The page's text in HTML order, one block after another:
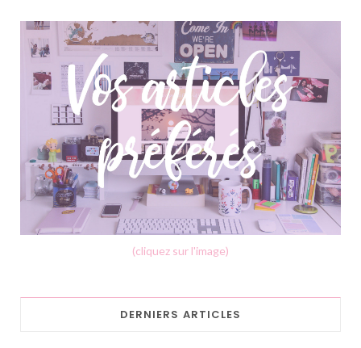
(cliquez sur l'image)
DERNIERS ARTICLES